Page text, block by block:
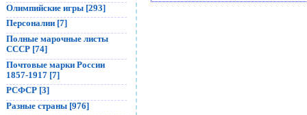
Олимпийские игры [293]
Персоналии [7]
Полные марочные листы
СССР [74]
Почтовые марки России
1857-1917 [7]
РСФСР [3]
Разные страны [976]